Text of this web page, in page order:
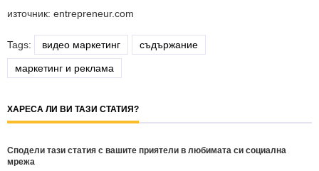
източник: entrepreneur.com
Tags: видео маркетинг съдържание
маркетинг и реклама
ХАРЕСА ЛИ ВИ ТАЗИ СТАТИЯ?
Сподели тази статия с вашите приятели в любимата си социална
мрежа